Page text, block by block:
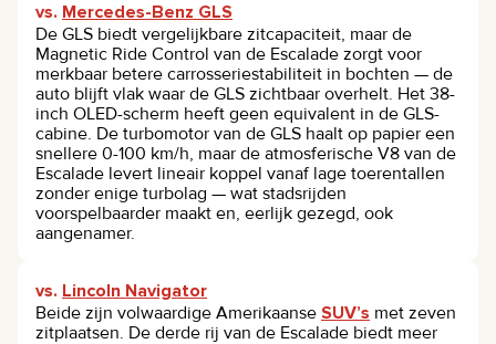
vs. Mercedes-Benz GLS
De GLS biedt vergelijkbare zitcapaciteit, maar de
Magnetic Ride Control van de Escalade zorgt voor
merkbaar betere carrosseriestabiliteit in bochten — de
auto blijft vlak waar de GLS zichtbaar overhelt. Het 38-
inch OLED-scherm heeft geen equivalent in de GLS-
cabine. De turbomotor van de GLS haalt op papier een
snellere 0-100 km/h, maar de atmosferische V8 van de
Escalade levert lineair koppel vanaf lage toerentallen
zonder enige turbolag — wat stadsrijden
voorspelbaarder maakt en, eerlijk gezegd, ook
aangenamer.
vs. Lincoln Navigator
Beide zijn volwaardige Amerikaanse SUV’s met zeven
zitplaatsen. De derde rij van de Escalade biedt meer